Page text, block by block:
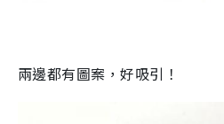
兩邊都有圖案，好吸引！